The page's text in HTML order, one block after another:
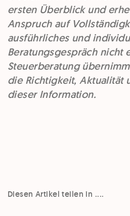
ersten Überblick und
Anspruch auf
ausführliches und
Beratungsgespräch nicht
Steuerberatung
die Richtigkeit, Aktualität
dieser Information.
Diesen Artikel teilen in ....